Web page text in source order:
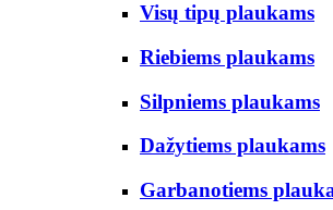
Visų tipų plaukams
Riebiems plaukams
Silpniems plaukams
Dažytiems plaukams
Garbanotiems